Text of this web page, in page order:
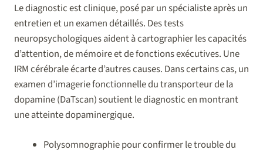
Le diagnostic est clinique, posé par un spécialiste après un
entretien et un examen détaillés. Des tests
neuropsychologiques aident à cartographier les capacités
d’attention, de mémoire et de fonctions exécutives. Une
IRM cérébrale écarte d’autres causes. Dans certains cas, un
examen d’imagerie fonctionnelle du transporteur de la
dopamine (DaTscan) soutient le diagnostic en montrant
une atteinte dopaminergique.
Polysomnographie pour confirmer le trouble du